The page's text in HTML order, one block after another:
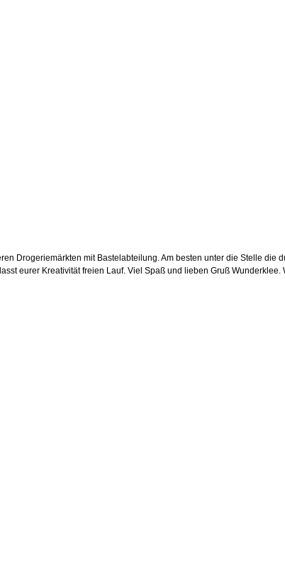
Drogeriemärkten mit Bastelabteilung. Am besten unter die Stelle die
eurer Kreativität freien Lauf. Viel Spaß und lieben Gruß